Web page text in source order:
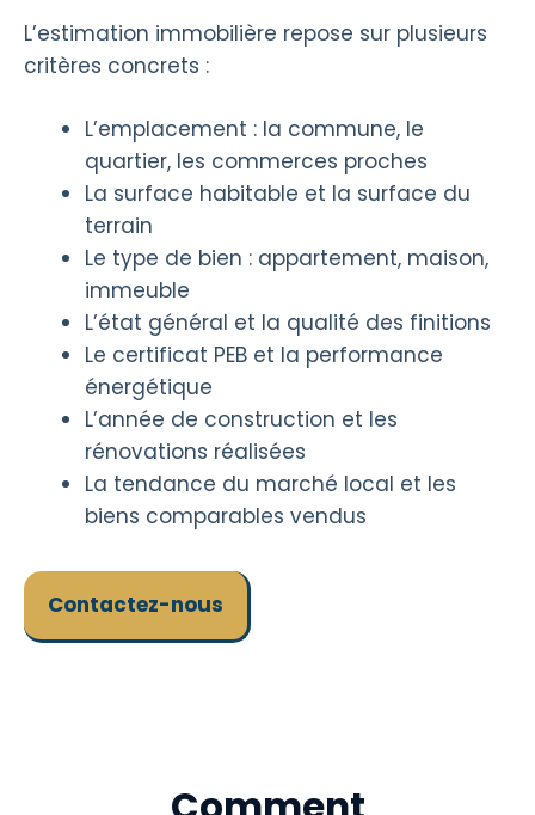
L’estimation immobilière repose sur plusieurs
critères concrets :
L’emplacement : la commune, le
quartier, les commerces proches
La surface habitable et la surface du
terrain
Le type de bien : appartement, maison,
immeuble
L’état général et la qualité des finitions
Le certificat PEB et la performance
énergétique
L’année de construction et les
rénovations réalisées
La tendance du marché local et les
biens comparables vendus
Contactez-nous